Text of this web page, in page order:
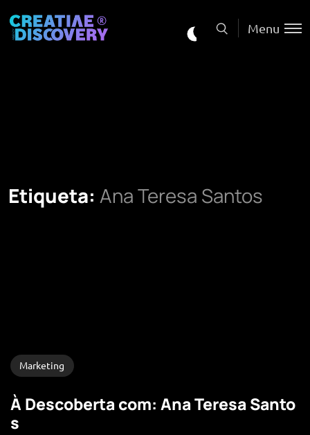
Menu
Etiqueta: Ana Teresa Santos
Marketing
À Descoberta com: Ana Teresa Santo
s